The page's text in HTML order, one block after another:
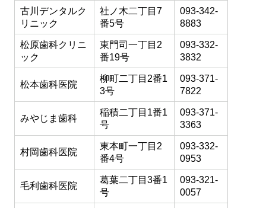
古川デンタルク
リニック
社ノ木二丁目7
番5号
093-342-
8883
松原歯科クリニ
ック
東門司一丁目2
番19号
093-332-
3832
松本歯科医院
柳町二丁目2番1
3号
093-371-
7822
みやじま歯科
稲積二丁目1番1
号
093-371-
3363
村岡歯科医院
東本町一丁目2
番4号
093-332-
0953
毛利歯科医院
葛葉二丁目3番1
号
093-321-
0057